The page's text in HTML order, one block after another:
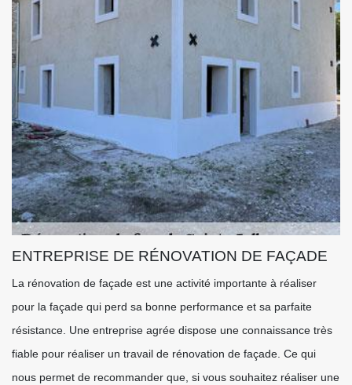
ENTREPRISE DE RÉNOVATION DE FAÇADE
La rénovation de façade est une activité importante à réaliser
pour la façade qui perd sa bonne performance et sa parfaite
résistance. Une entreprise agrée dispose une connaissance très
fiable pour réaliser un travail de rénovation de façade. Ce qui
nous permet de recommander que, si vous souhaitez réaliser une